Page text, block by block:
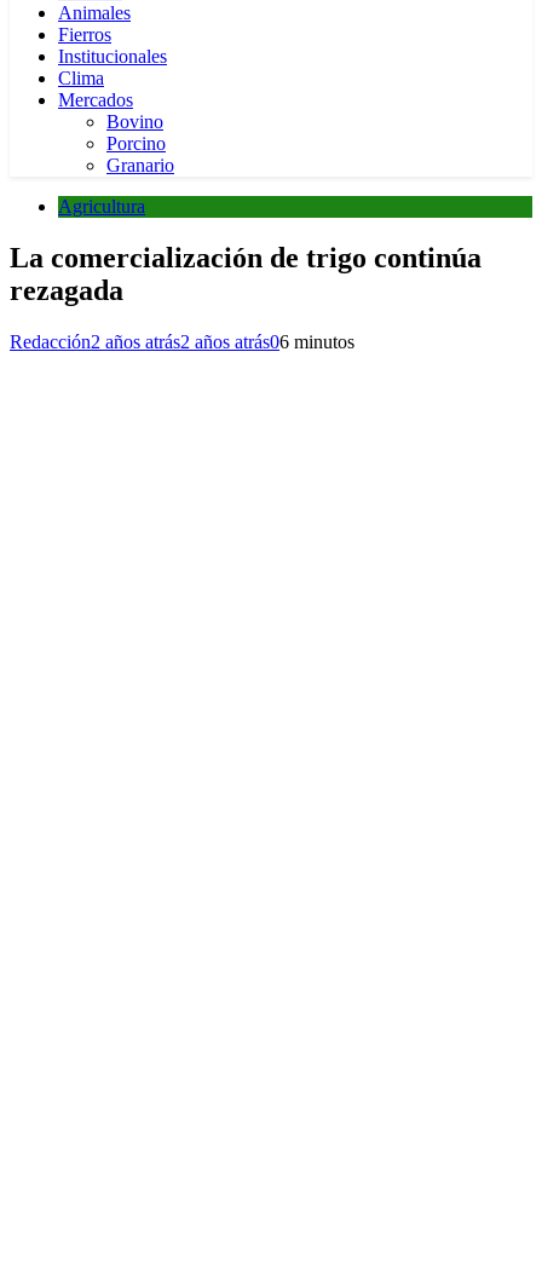
Animales
Fierros
Institucionales
Clima
Mercados
Bovino
Porcino
Granario
Agricultura
La comercialización de trigo continúa
rezagada
Redacción2 años atrás2 años atrás06 minutos